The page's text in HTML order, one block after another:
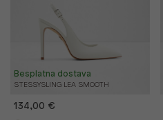
STESSYSLING LEA SMOOTH
Besplatna dostava
134,00 €